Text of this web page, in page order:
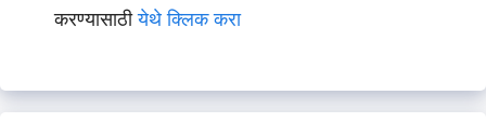
करण्यासाठीयेथे क्लिक करा